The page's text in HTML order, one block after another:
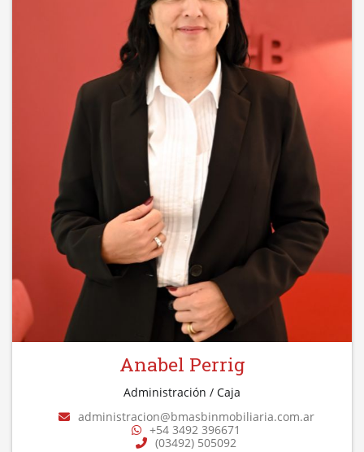
Anabel Perrig
Administración / Caja
administracion@bmasbinmobiliaria.com.ar
+54 3492 396671
(03492) 505092